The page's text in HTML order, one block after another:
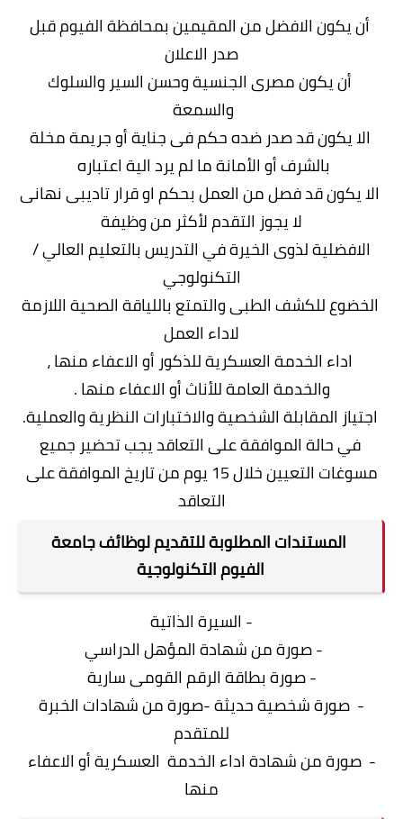
أن يكون الافضل من المقيمين بمحافظة الفيوم قبل
صدر الاعلان
أن يكون مصرى الجنسية وحسن السير والسلوك
والسمعة
الا يكون قد صدر ضده حكم فى جناية أو جريمة مخلة
بالشرف أو الأمانة ما لم يرد الية اعتباره
الا يكون قد فصل من العمل بحكم او قرار تادیبی نهانی
لا يجوز التقدم لأكثر من وظيفة
الافضلية لذوى الخيرة في التدريس بالتعليم العالي /
التكنولوجي
الخضوع للكشف الطبى والتمتع باللياقة الصحية اللازمة
لاداء العمل
اداء الخدمة العسكرية للذكور أو الاعفاء منها ،
والخدمة العامة للأناث أو الاعفاء منها .
اجتياز المقابلة الشخصية والاختبارات النظرية والعملية.
في حالة الموافقة على التعاقد يجب تحضير جميع
مسوغات التعيين خلال 15 يوم من تاريخ الموافقة على
التعاقد
المستندات المطلوبة للتقديم لوظائف جامعة
الفيوم التكنولوجية
- السيرة الذاتية
- صورة من شهادة المؤهل الدراسي
- صورة بطاقة الرقم القومى سارية
- صورة شخصية حديثة -صورة من شهادات الخبرة
للمتقدم
- صورة من شهادة اداء الخدمة العسكرية أو الاعفاء
منها